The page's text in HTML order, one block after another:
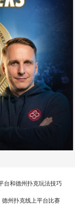
台和德州扑克玩法技巧
德州扑克线上平台比赛